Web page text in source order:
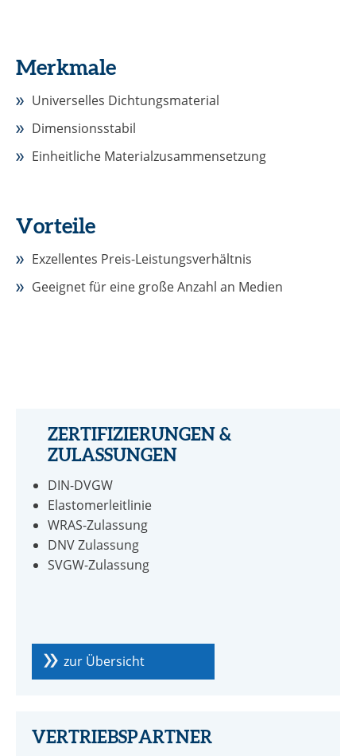
Merkmale
Universelles Dichtungsmaterial
Dimensionsstabil
Einheitliche Materialzusammensetzung
Vorteile
Exzellentes Preis-Leistungsverhältnis
Geeignet für eine große Anzahl an Medien
ZERTIFIZIERUNGEN &
ZULASSUNGEN
DIN-DVGW
Elastomerleitlinie
WRAS-Zulassung
DNV Zulassung
SVGW-Zulassung
zur Übersicht
VERTRIEBSPARTNER